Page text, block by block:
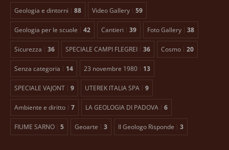
Geologia e dintorni 88 Video Gallery 59
Geologia per le scuole 42 Cantieri 39 Foto Gallery 38
Sicurezza 36 SPECIALE CAMPI FLEGREI 36 Cosmo 20
Senza categoria 14 23 novembre 1980 13
SPECIALE VAJONT 9 UTEREK ITALIA SPA 9
Ambiente e diritto 7 LA GEOLOGIA DI PADOVA 6
FIUME SARNO 5 Geoarte 3 Il Geologo Risponde 3